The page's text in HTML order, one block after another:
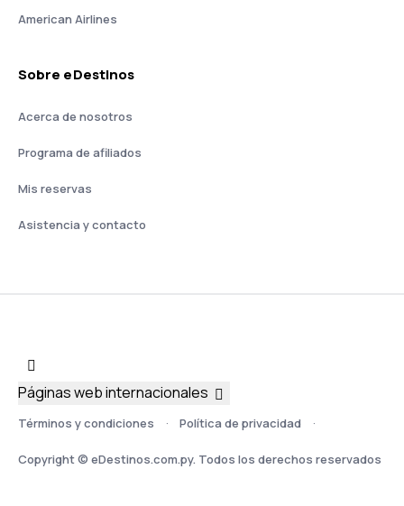
American Airlines
Sobre eDestinos
Acerca de nosotros
Programa de afiliados
Mis reservas
Asistencia y contacto
Términos y condiciones Política de privacidad
Copyright © eDestinos.com.py. Todos los derechos reservados
Páginas web internacionales